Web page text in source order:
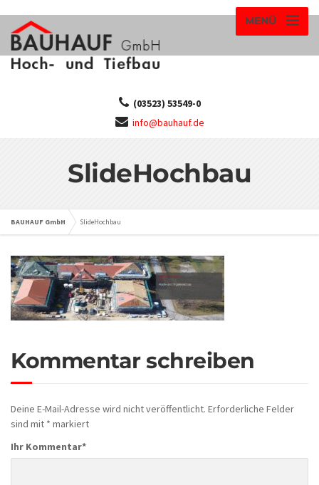
MENÜ
(03523) 53549-0
info@bauhauf.de
SlideHochbau
BAUHAUF GmbH SlideHochbau
Kommentar schreiben
Deine E-Mail-Adresse wird nicht veröffentlicht. Erforderliche Felder
sind mit * markiert
Ihr Kommentar*